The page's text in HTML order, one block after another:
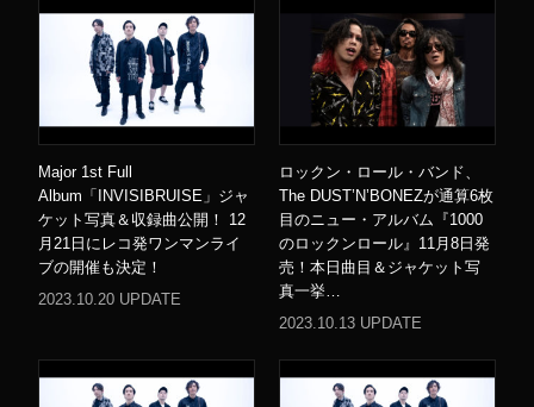
Major 1st Full
Album「INVISIBRUISE」ジャ
ケット写真＆収録曲公開！ 12
月21日にレコ発ワンマンライ
ブの開催も決定！
2023.10.20 UPDATE
ロックン・ロール・バンド、
The DUST’N’BONEZが通算6枚
目のニュー・アルバム『1000
のロックンロール』11月8日発
売！本日曲目＆ジャケット写
真一挙…
2023.10.13 UPDATE